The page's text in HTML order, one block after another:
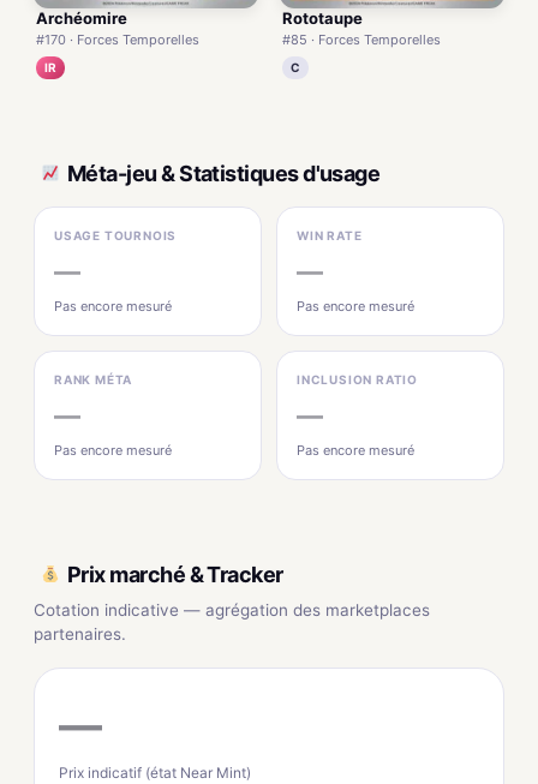
Archéomire
#170 · Forces Temporelles
IR
Rototaupe
#85 · Forces Temporelles
C
Méta-jeu & Statistiques d'usage
USAGE TOURNOIS
—
Pas encore mesuré
WIN RATE
—
Pas encore mesuré
RANK MÉTA
—
Pas encore mesuré
INCLUSION RATIO
—
Pas encore mesuré
Prix marché & Tracker
Cotation indicative — agrégation des marketplaces
partenaires.
—
Prix indicatif (état Near Mint)